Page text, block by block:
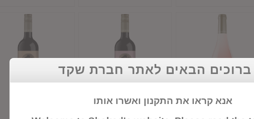
ברוכים הבאים לאתר חברת שקד
אנא קראו את התקנון ואשרו אותו